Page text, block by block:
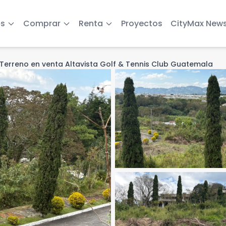
Comprar Renta Proyectos CityMax
Terreno en venta Altavista Golf & Tennis Club Guatemala